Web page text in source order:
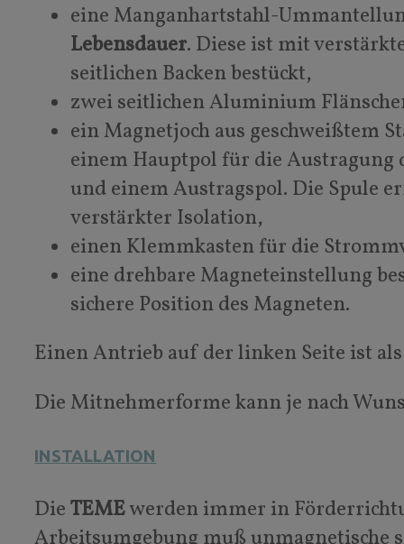
eine Manganhartstahl-
Lebensdauer. Diese ist mit
seitlichen Backen bestückt,
zwei seitlichen Aluminium
ein Magnetjoch aus geschweißtem
einem Hauptpol für die
und einem Austragspol. Die Spule
verstärkter Isolation,
einen Klemmkasten für die
eine drehbare Magneteinstellung
sichere Position des Magneten.
Einen Antrieb auf der linken Seite ist
Die Mitnehmerforme kann je nach
INSTALLATION
DieTEMEwerden immer in